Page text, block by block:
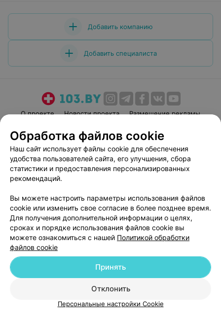
таблетки мне уже выписывают не первый раз. Опять
таки слышу ответ "без осмотра не выпишу и т.д.".
Естественно,все это было сказано в грубой форме с
недовольным выражением лица. Складывалось
элементарный вопрос и вообще,как я могу такое не
Добавить компанию
Добавить специалиста
О проекте Новости проекта
Размещение рекламы
Пользовательское соглашение
Способы оплаты
Вакансии
Партнеры
Написать руководителю 103.by
Персональные настройки cookie
Обработка персональных данных
© 2026 ООО «Артокс Лаб», УНП 191700409| 220012, Республика Беларусь,
г. Минск, улица Толбухина, 2, пом. 16 | help@103.by
Служба поддержки +375 291212755
Обработка файлов cookie
Наш сайт использует файлы cookie для обеспечения
удобства пользователей сайта, его улучшения, сбора
статистики и предоставления персонализированных
рекомендаций.
Вы можете настроить параметры использования файлов
cookie или изменить свое согласие в более позднее время.
Для получения дополнительной информации о целях,
сроках и порядке использования файлов cookie вы
можете ознакомиться с нашей Политикой обработки
файлов cookie
Отклонить
Принять
Персональные настройки Cookie